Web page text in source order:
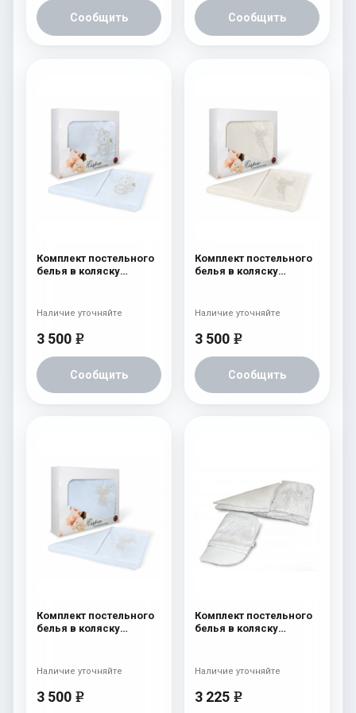
Сообщить Сообщить
Комплект постельного
белья в коляску
Голубой
3 500 e
Сообщить
Наличие уточняйте
Комплект постельного
белья в коляску
3 500 e
Сообщить
Наличие уточняйте
Комплект постельного
белья в коляску
Голубой
3 500 e
Наличие уточняйте
Комплект постельного
белья в коляску
3 225 e
Наличие уточняйте